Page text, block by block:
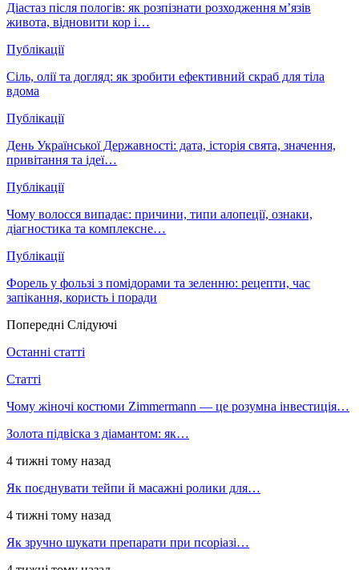
Діастаз після пологів: як розпізнати розходження м’язів
живота, відновити кор і…
Публікації
Сіль, олії та догляд: як зробити ефективний скраб для тіла
вдома
Публікації
День Української Державності: дата, історія свята, значення,
привітання та ідеї…
Публікації
Чому волосся випадає: причини, типи алопеції, ознаки,
діагностика та комплексне…
Публікації
Форель у фользі з помідорами та зеленню: рецепти, час
запікання, користь і поради
Попередні Слідуючі
Останні статті
Статті
Чому жіночі костюми Zimmermann — це розумна інвестиція…
Золота підвіска з діамантом: як…
4 тижні тому назад
Як поєднувати тейпи й масажні ролики для…
4 тижні тому назад
Як зручно шукати препарати при псоріазі…